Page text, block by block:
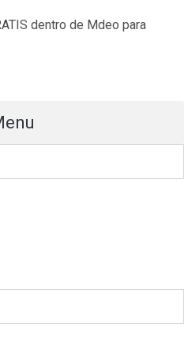
dentro de Mdeo para